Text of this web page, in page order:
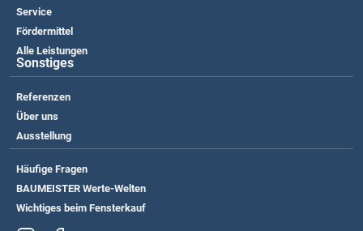
Service
Fördermittel
Alle Leistungen
Sonstiges
Referenzen
Über uns
Ausstellung
Häufige Fragen
BAUMEISTER Werte-Welten
Wichtiges beim Fensterkauf